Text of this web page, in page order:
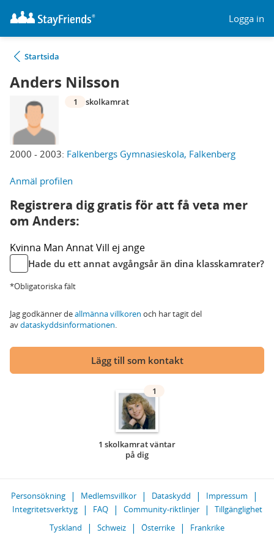
Logga in
Startsida
Anders Nilsson
2000 - 2003: Falkenbergs Gymnasieskola, Falkenberg
1 skolkamrat
Anmäl profilen
Registrera dig gratis för att få veta mer
om Anders:
Kvinna Man AnnatVill ej ange
Hade du ett annat avgångsår än dina klasskamrater?
*Obligatoriska fält
Jag godkänner deallmänna villkoren och har tagit del
avdataskyddsinformationen.
Lägg till som kontakt
1
1 skolkamrat väntar
på dig
Personsökning Medlemsvillkor Dataskydd
Impressum
Integritetsverktyg
FAQ Community-riktlinjer
Tillgänglighet
Tyskland
Schweiz Österrike Frankrike